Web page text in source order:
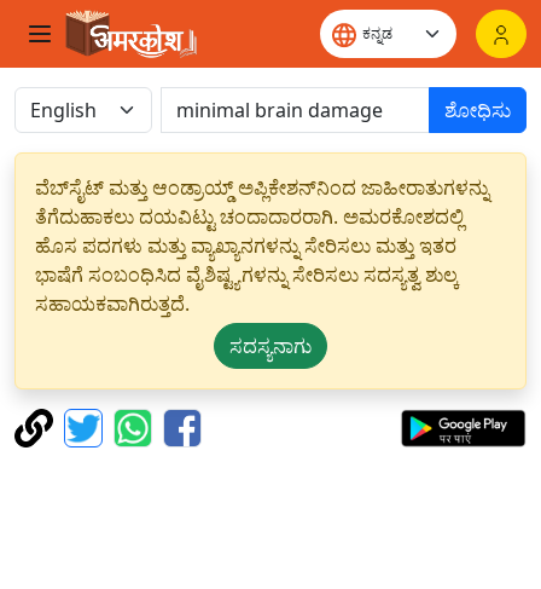
ಶೋಧಿಸು
ವೆಬ್‌ಸೈಟ್ ಮತ್ತು ಆಂಡ್ರಾಯ್ಡ್ ಅಪ್ಲಿಕೇಶನ್‌ನಿಂದ ಜಾಹೀರಾತುಗಳನ್ನು
ತೆಗೆದುಹಾಕಲು ದಯವಿಟ್ಟು ಚಂದಾದಾರರಾಗಿ. ಅಮರಕೋಶದಲ್ಲಿ
ಹೊಸ ಪದಗಳು ಮತ್ತು ವ್ಯಾಖ್ಯಾನಗಳನ್ನು ಸೇರಿಸಲು ಮತ್ತು ಇತರ
ಭಾಷೆಗೆ ಸಂಬಂಧಿಸಿದ ವೈಶಿಷ್ಟ್ಯಗಳನ್ನು ಸೇರಿಸಲು ಸದಸ್ಯತ್ವ ಶುಲ್ಕ
ಸಹಾಯಕವಾಗಿರುತ್ತದೆ.
ಸದಸ್ಯನಾಗು